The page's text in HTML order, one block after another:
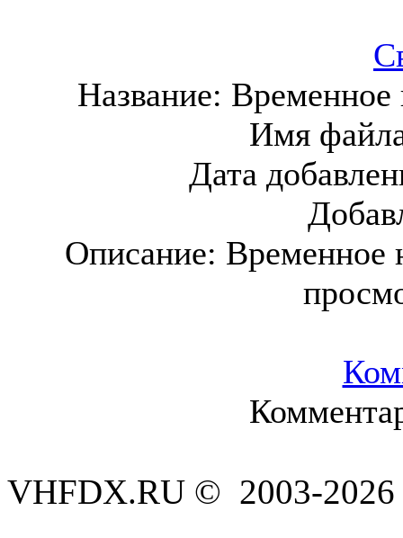
Название:
Имя
Дата
Описание:
VHFDX.RU © 2003-2026